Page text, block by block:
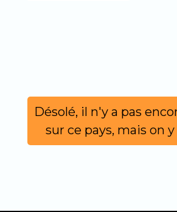
Désolé, il n'y a pas
sur ce pays, mais on